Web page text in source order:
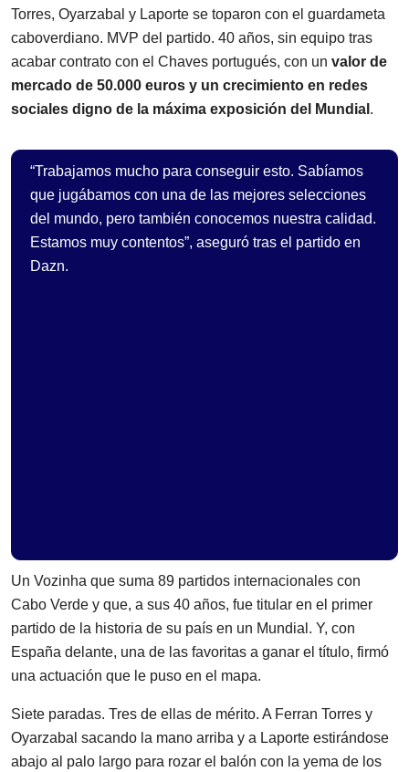
Torres, Oyarzabal y Laporte se toparon con el guardameta
caboverdiano. MVP del partido. 40 años, sin equipo tras
acabar contrato con el Chaves portugués, con un valor de
mercado de 50.000 euros y un crecimiento en redes
sociales digno de la máxima exposición del Mundial .
“Trabajamos mucho para conseguir esto. Sabíamos
que jugábamos con una de las mejores selecciones
del mundo, pero también conocemos nuestra calidad.
Estamos muy contentos”, aseguró tras el partido en
Dazn.
Un Vozinha que suma 89 partidos internacionales con
Cabo Verde y que, a sus 40 años, fue titular en el primer
partido de la historia de su país en un Mundial. Y, con
España delante, una de las favoritas a ganar el título, firmó
una actuación que le puso en el mapa.
Siete paradas. Tres de ellas de mérito. A Ferran Torres y
Oyarzabal sacando la mano arriba y a Laporte estirándose
abajo al palo largo para rozar el balón con la yema de los